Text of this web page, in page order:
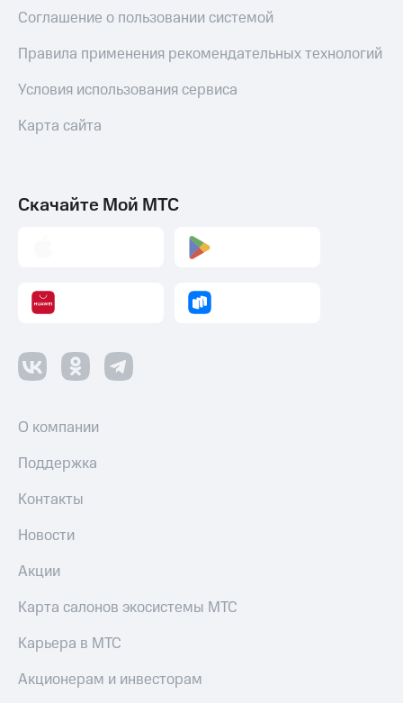
дом
Планшеты
Акции
Все
товары
Соглашение о пользовании системой
Правила применения рекомендательных технологий
Условия использования сервиса
Карта сайта
Скачайте Мой МТС
О компании
Поддержка
Контакты
Новости
Акции
Карта салонов экосистемы МТС
Карьера в МТС
Акционерам и инвесторам